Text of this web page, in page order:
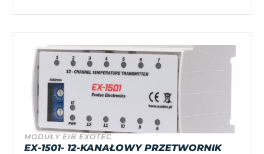
MODUŁY EIB EXOTEC
EX-1501- 12-KANAŁOWY PRZETWORNIK